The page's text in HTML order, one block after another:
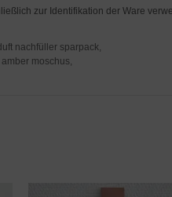
zur Identifikation der Ware
nachfüller sparpack,
moschus,